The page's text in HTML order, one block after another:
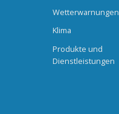
Wetterwarnungen
Klima
Produkte und
Dienstleistungen